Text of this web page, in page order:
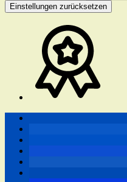
Einstellungen zurücksetzen